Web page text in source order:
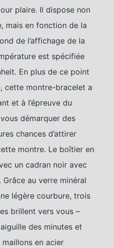
plaire. Il dispose non
mais en fonction de la
de l’affichage de la
est spécifiée
En plus de ce point
cette montre-bracelet a
et à l’épreuve du
démarquer des
chances d’attirer
montre. Le boîtier en
un cadran noir avec
Grâce au verre minéral
légère courbure, trois
brillent vers vous –
des minutes et
en acier